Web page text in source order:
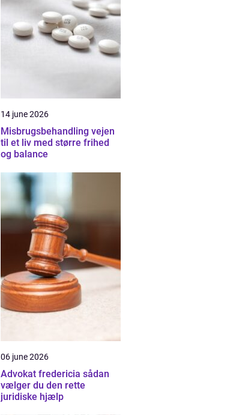
14 june 2026
Misbrugsbehandling vejen
til et liv med større frihed
og balance
06 june 2026
Advokat fredericia sådan
vælger du den rette
juridiske hjælp